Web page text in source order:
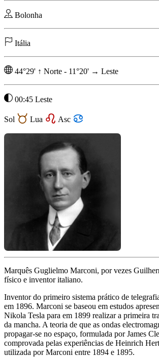
Bolonha
Itália
44°29' ↑ Norte - 11°20' → Leste
00:45 Leste
Sol Lua Asc
Marquês Guglielmo Marconi, por vezes
físico e inventor italiano.
Inventor do primeiro sistema prático de
em 1896. Marconi se baseou em estudos
Nikola Tesla para em 1899 realizar a primeira
da mancha. A teoria de que as ondas
propagar-se no espaço, formulada por James
comprovada pelas experiências de Heinrich
utilizada por Marconi entre 1894 e 1895.